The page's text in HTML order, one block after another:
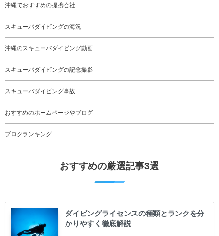
沖縄でおすすめの提携会社
スキューバダイビングの海況
沖縄のスキューバダイビング動画
スキューバダイビングの記念撮影
スキューバダイビング事故
おすすめのホームページやブログ
ブログランキング
おすすめの厳選記事3選
ダイビングライセンスの種類とランクを分
かりやすく徹底解説